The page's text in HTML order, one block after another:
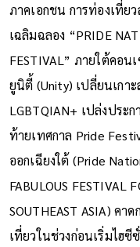
ภาคเอกชน การท่องเที่ย
เฉลิมฉลอง “PRIDE
FESTIVAL” ภายใต้คอน
ยูนิตี้ (Unity) เปลี่ยนเกา
LGBTQIAN+ เปล่งประ
ท้ายเทศกาล Pride
ออกเฉียงใต้ (Pride
FABULOUS FESTIVAL
SOUTHEAST ASIA) ค
เที่ยวในช่วงก่อนเริ่มไฮ